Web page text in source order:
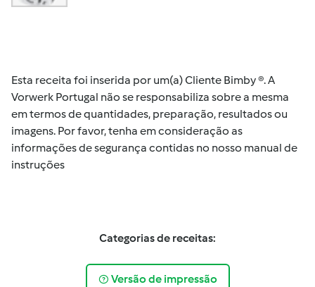
Esta receita foi inserida por um(a) Cliente Bimby ®. A
Vorwerk Portugal não se responsabiliza sobre a mesma
em termos de quantidades, preparação, resultados ou
imagens. Por favor, tenha em consideração as
informações de segurança contidas no nosso manual de
instruções
Categorias de receitas:
Versão de impressão